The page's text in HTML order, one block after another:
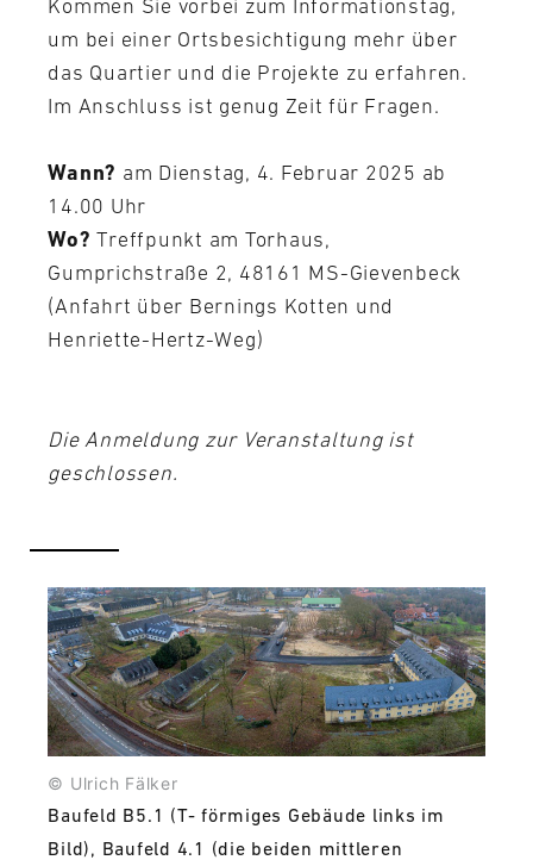
Kommen Sie vorbei zum Informationstag,
um bei einer Ortsbesichtigung mehr über
das Quartier und die Projekte zu erfahren.
Im Anschluss ist genug Zeit für Fragen.
Wann? am Dienstag, 4. Februar 2025 ab
14.00 Uhr
Wo? Treffpunkt am Torhaus,
Gumprichstraße 2, 48161 MS-Gievenbeck
(Anfahrt über Bernings Kotten und
Henriette-Hertz-Weg)
Die Anmeldung zur Veranstaltung ist
geschlossen.
© Ulrich Fälker
Baufeld B5.1 (T- förmiges Gebäude links im
Bild), Baufeld 4.1 (die beiden mittleren